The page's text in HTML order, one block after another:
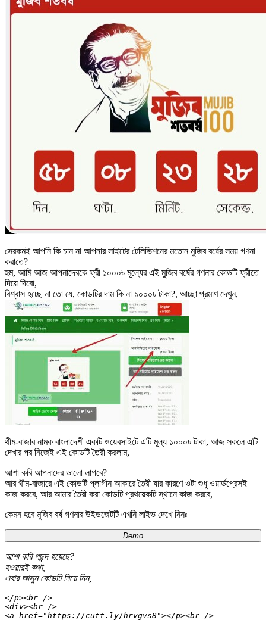
সেরকমই আপনি কি চান না আপনার সাইটের টেলিভিশনের মতোন মুজিব বর্ষের সময় গণনা
করাতে?
হুম, আমি আজ আপনাদেরকে ফ্রী ১০০০৳ মূল্যের এই মুজিব বর্ষের গণনার কোডটি ফ্রীতে
দিয়ে দিবো,
বিশ্বাস হচ্ছে না তো যে, কোডটির দাম কি না ১০০০৳ টাকা?, আচ্ছা প্রমাণ দেখুন,
থীম-বাজার নামক বাংলাদেশী একটি ওয়েবসাইটে এটি মূল্য ১০০০৳ টাকা, আজ সকলে এটি
দেখার পর নিজেই এই কোডটি তৈরী করলাম,
আশা করি আপনাদের ভালো লাগবে?
আর থীম-বাজারে এই কোডটি প্লাগীন আকারে তৈরী যার কারণে ওটা শুধু ওয়ার্ডপ্রেসই
কাজ করবে, আর আমার তৈরী করা কোডটি প্রথয়েকটি স্থানে কাজ করবে,
কেমন হবে মুজিব বর্ষ গণনার উইডজেটটি এখনি লাইভ দেখে নিনঃ
Demo
আশা করি পছন্দ হয়েছে?
হওয়ারই কথা,
এবার আসুন কোডটি নিয়ে নিন,
</p><br />
<div><br />
<a href="https://cutt.ly/hrvgvs8"></p><br />
<p><a href="https://cutt.ly/hrvgvs8"></p><br />
<div class="countdown"><br />
<div class="mujib_countdown" id="mujib_countdown" align="center"><br />
<div class="mujib-image"><br />
		<img src="http://twicebd.com/wp-content/uploads/2020/01/mujib2-1.gif" alt="মুজিববর্ষ"><br />
	</div><br />
<div id="countdown_block" style="max-width: 100%"><br />
<div class="flip-clock"></div><br />
</p></div><br />
</div><br />
</div><br />
<p>                                var cur_lang = 'bn';</p><br />
<p>                                console.clear();<br /><br />
                                function CountdownTracker(label, value){</p><br />
<p>                                    var el = document.createElement('span');</p><br />
<p>                                    el.className = 'flip-clock__piece';<br /><br />
                                    el.innerHTML = '<b class="flip-clock__card card"><b class="card__top"></b><b class="card__bottom"></b><b class="card__back"><b class="card__bottom"></b></b></b>' +<br /><br />
                                        '<span class="flip-clock__slot">' + label + '</span>';</p><br />
<p>                                    this.el = el;</p><br />
<p>                                    var top = el.querySelector('.card__top'),<br /><br />
                                        bottom = el.querySelector('.card__bottom'),<br /><br />
                                        back = el.querySelector('.card__back'),<br /><br />
                                        backBottom = el.querySelector('.card__back .card__bottom');</p><br />
<p>                                    this.update = function(val){<br /><br />
                                        val = ( '০' + val ).slice(-2);<br /><br />
                                        if ( val !== this.currentValue ) {</p><br />
<p>                                            if ( this.currentValue &gt;= 0 ) {<br /><br />
                                                back.setAttribute('data-value', this.currentValue);<br /><br />
                                                bottom.setAttribute('data-value', this.currentValue);<br /><br />
                                            }<br /><br />
                                            this.currentValue = val;<br /><br />
                                            top.innerText = this.currentValue;<br /><br />
                                            backBottom.setAttribute('data-value', this.currentValue);</p><br />
<p>                                            this.el.classList.remove('flip');<br /><br />
                                            void this.el.offsetWidth;<br /><br />
                                            this.el.classList.add('flip');<br /><br />
                                        }<br /><br />
                                    }</p><br />
<p>                                    this.update(value);<br /><br />
                                }</p><br />
<p>                                function getTimeRemaining(endtime) {<br /><br />
                                    var t = Date.parse(endtime) - Date.parse(new Date());<br /><br />
                                    // return {<br /><br />
                                    //   'Total': t,<br /><br />
                                    //   'Days': Math.floor(t / (1000 * 60 * 60 * 24)),<br /><br />
                                    //   'Hours': Math.floor((t / (1000 * 60 * 60)) % 24),<br /><br />
                                    //   'Minutes': Math.floor((t / 1000 / 60) % 60),<br /><br />
                                    //   'Seconds': Math.floor((t / 1000) % 60)<br /><br />
                                    // };<br /><br />
                                    if(cur_lang == 'bn'){<br /><br />
                                        return {<br /><br />
                                            'Total': t,<br /><br />
                                            'দিন.': Math.floor(t / (1000 * 60 * 60 * 24)),<br /><br />
                                            'ঘণ্টা.': Math.floor((t / (1000 * 60 * 60)) % 24),<br /><br />
                                            'মিনিট.': Math.floor((t / 1000 / 60) % 60),<br /><br />
                                            'সেকেন্ড.': Math.floor((t / 1000) % 60)<br /><br />
                                        };<br /><br />
                                    }else if(cur_lang == 'en'){<br /><br />
                                        return {<br /><br />
                                            'Total': t,<br /><br />
                                            'Days': Math.floor(t / (1000 * 60 * 60 * 24)),<br /><br />
                                            'Hours': Math.floor((t / (1000 * 60 * 60)) % 24),<br /><br />
                                            'Minutes': Math.floor((t / 1000 / 60) % 60),<br /><br />
                                            'Seconds': Math.floor((t / 1000) % 60)<br /><br />
                                        };<br /><br />
                                    }<br /><br />
                                }</p><br />
<p>                                // banglaDefine function<br /><br />
                                function defineBangla(val) {<br /><br />
                                    var EnlishToBanglaNumber={'0':'০','1':'১','2':'২','3':'৩','4':'৪','5':'৫','6':'৬','7':'৭','8':'৮','9':'৯'};<br /><br />
                                    String.prototype.getDigitBanglaFromEnglish = function() {<br /><br />
                                        var retStr = this;<br /><br />
                                        for (var x in EnlishToBanglaNumber) {<br /><br />
                                            retStr = retStr.replace(new RegExp(x, 'g'), EnlishToBanglaNumber[x]);<br /><br />
                                        }<br /><br />
                                        return retStr;<br /><br />
                                    };<br /><br />
                                    var english_number=''+val;<br /><br />
                                    var bangla_converted_number=english_number.getDigitBanglaFromEnglish();<br /><br />
                                    return bangla_converted_number;<br /><br />
                                }</p><br />
<p>                                function getTime() {<br /><br />
                                    var t = new Date();<br /><br />
                                    return {<br /><br />
                                        'Total': t,<br /><br />
                                        'Hours': t.getHours() % 12,<br /><br />
                                        'Minutes': t.getMinutes(),<br /><br />
                                        'Seconds': t.getSeconds()<br /><br />
                                    };<br /><br />
                                }</p><br />
<p>                                function Clock(countdown,callback) {</p><br />
<p>                                    countdown = countdown ? new Date(Date.parse(countdown)) : false;<br /><br />
                                    callback = callback || function(){};</p><br />
<p>                                    var updateFn = countdown ? getTimeRemaining : getTime;</p><br />
<p>                                    this.el = document.createElement('div');<br /><br />
                                    this.el.className = 'flip-clock';</p><br />
<p>                                    var trackers = {},<br /><br />
                                        t = updateFn(countdown),<br /><br />
                                        key, timeinterval;</p><br />
<p>                                    for ( key in t ){<br /><br />
                                        if ( key === 'Total' ) { continue; }<br /><br />
                                        trackers[key] = new CountdownTracker(key, defineBangla(t[key]));<br /><br />
                                        this.el.appendChild(trackers[key].el);<br /><br />
                                    }</p><br />
<p>                                    var i = 0;<br /><br />
                                    function updateClock() {<br /><br />
                                        timeinterval = requestAnimationFrame(updateClock);</p><br />
<p>                                        // throttle so it's not constantly updating the time.<br /><br />
                                        if ( i++ % 10 ) { return; }</p><br />
<p>                                        var t = updateFn(countdown);<br /><br />
                                        if ( t.Total &lt; 0 ) {<br /><br />
                                            cancelAnimationFrame(timeinterval);<br /><br />
                                            for ( key in trackers ){<br /><br />
                                                trackers[key].update( 0 );<br /><br />
                                            }<br /><br />
                                            callback();<br /><br />
                                            return;<br /><br />
                                        }</p><br />
<p>                                        for ( key in trackers ){<br /><br />
                                            trackers[key].update( defineBangla(t[key]) );<br /><br />
                                        }<br /><br />
                                    }</p><br />
<p>                                    setTimeout(updateClock,500);<br /><br />
                                }</p><br />
<p>                                var deadline = new Date(&quot;Mar 17, 2020 00:01:01&quot;);<br /><br />
                                // var deadline = new Date(Date.parse(new Date()) + 12 * 24 * 60 * 60 * 1000);<br /><br />
                                var c = new Clock(deadline, function(){ alert('countdown comp